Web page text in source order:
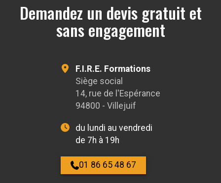
Demandez un devis gratuit et
sans engagement
F.I.R.E. Formations
Siège social
14, rue de l'Espérance
94800 - Villejuif
du lundi au vendredi
de 7h à 19h
01 86 65 48 67